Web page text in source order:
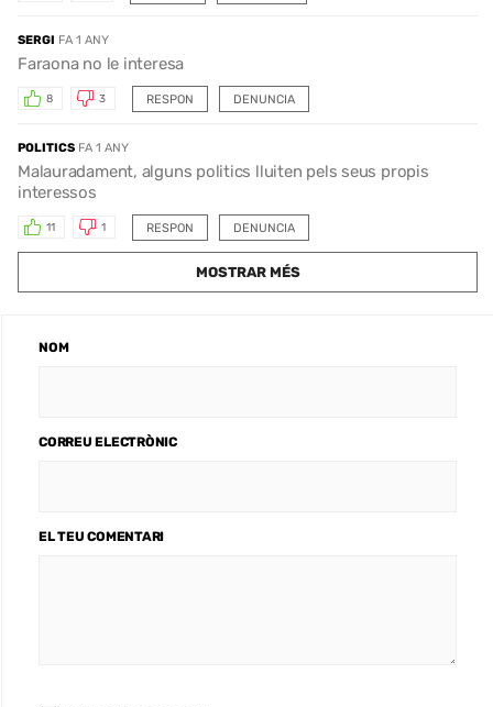
SERGI FA 1 ANY
Faraona no le interesa
RESPON
8 3 DENUNCIA
POLITICS FA 1 ANY
Malauradament, alguns politics lluiten pels seus propis
interessos
RESPON
11 1 DENUNCIA
MOSTRAR MÉS
NOM
CORREU ELECTRÒNIC
EL TEU COMENTARI